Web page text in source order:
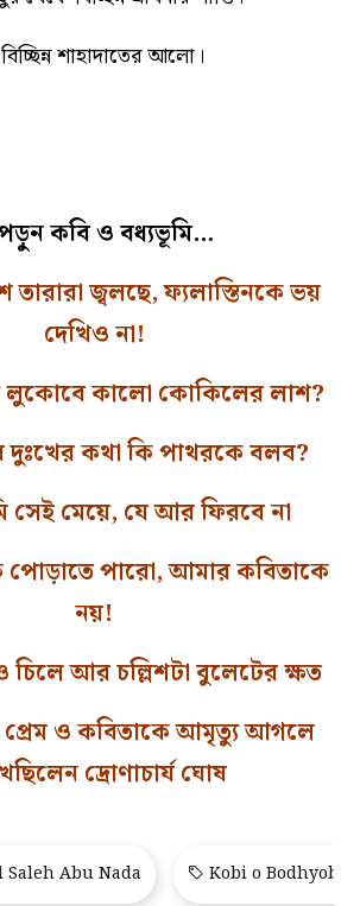
শাহাদাতের আলো।
কবি ও বধ্যভূমি…
জ্বলছে, ফ্যলাস্তিনকে ভয়
দেখিও না!
কালো কোকিলের লাশ?
কথা কি পাথরকে বলব?
সেই মেয়ে, যে আর ফিরবে না
পারো, আমার কবিতাকে
নয়!
চিলে আর চল্লিশটা বুলেটের ক্ষত
প্রেম ও কবিতাকে আমৃত্যু আগলে
দ্রোণাচার্য ঘোষ
Saleh Abu Nada Kobi o